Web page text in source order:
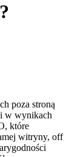
poza stroną
w wynikach
które
witryny, off